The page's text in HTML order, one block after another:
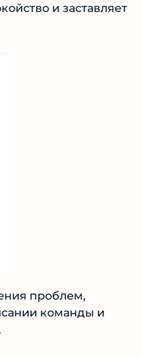
и заставляет
проблем,
команды и